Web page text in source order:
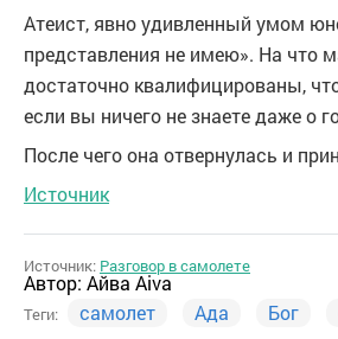
Атеист, явно удивленный умом
представления не имею». На что
достаточно квалифицированы,
если вы ничего не знаете даже о
После чего она отвернулась и
Источник
Источник: Разговор в самолете
Автор: Айва Aiva
Теги: самолет Ада Бог